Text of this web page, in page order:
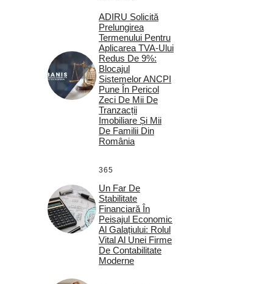
ADIRU Solicită
Prelungirea
Termenului Pentru
Aplicarea TVA-Ului
Redus De 9%:
Blocajul
Sistemelor ANCPI
Pune În Pericol
Zeci De Mii De
Tranzacții
Imobiliare Și Mii
De Familii Din
România
365
Un Far De
Stabilitate
Financiară În
Peisajul Economic
Al Galațiului: Rolul
Vital Al Unei Firme
De Contabilitate
Moderne